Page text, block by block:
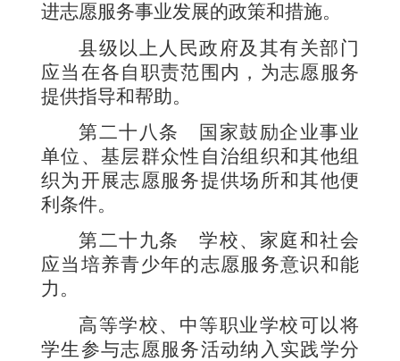
进志愿服务事业发展的政策和措施。
县级以上人民政府及其有关部门
应当在各自职责范围内，为志愿服务
提供指导和帮助。
第二十八条
国家鼓励企业事业
单位、基层群众性自治组织和其他组
织为开展志愿服务提供场所和其他便
利条件。
第二十九条
学校、家庭和社会
应当培养青少年的志愿服务意识和能
力。
高等学校、中等职业学校可以将
学生参与志愿服务活动纳入实践学分